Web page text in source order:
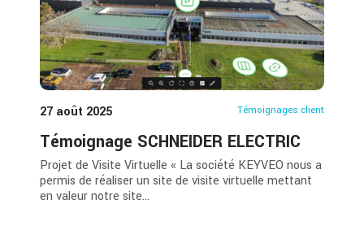
27 août 2025 Témoignages client
Témoignage SCHNEIDER ELECTRIC
Projet de Visite Virtuelle « La société KEYVEO nous a
permis de réaliser un site de visite virtuelle mettant
en valeur notre site...